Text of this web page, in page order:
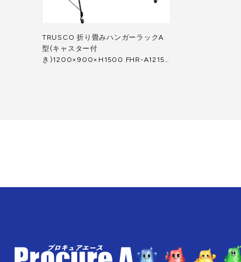
TRUSCO 折り畳みハンガーラックA
型(キャスター付
き)1200×900×H1500 FHR-A1215 1